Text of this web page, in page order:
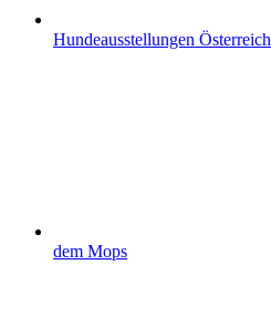
Hundeausstellungen Österreich
dem Mops